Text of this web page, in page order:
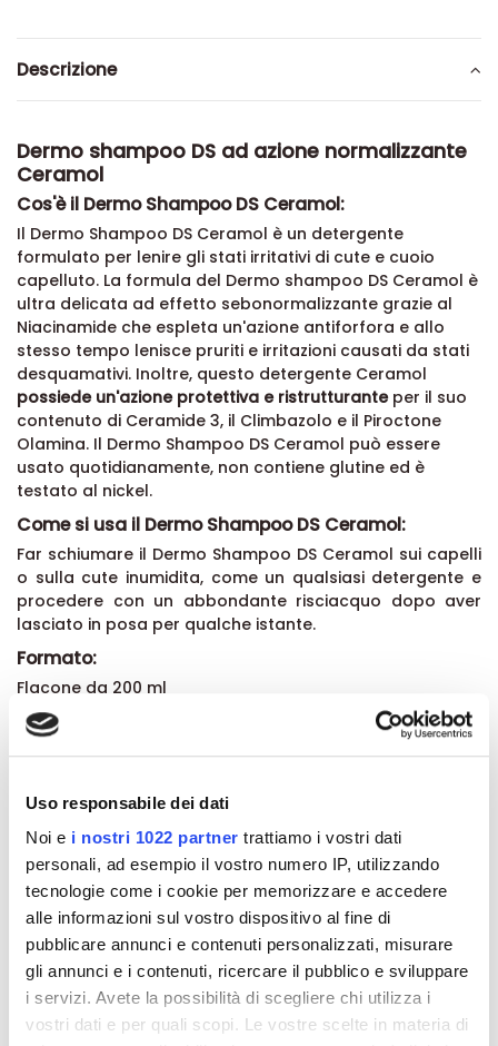
Uso responsabile dei dati
Noi e i nostri 1022 partner trattiamo i vostri dati
personali, ad esempio il vostro numero IP, utilizzando
tecnologie come i cookie per memorizzare e accedere
alle informazioni sul vostro dispositivo al fine di
pubblicare annunci e contenuti personalizzati, misurare
gli annunci e i contenuti, ricercare il pubblico e sviluppare
i servizi. Avete la possibilità di scegliere chi utilizza i
vostri dati e per quali scopi. Le vostre scelte in materia di
Descrizione
Dermo shampoo DS ad azione normalizzante
Ceramol
Cos'è il Dermo Shampoo DS Ceramol:
Il Dermo Shampoo DS Ceramol è un detergente
formulato per lenire gli stati irritativi di cute e cuoio
capelluto. La formula del Dermo shampoo DS Ceramol è
ultra delicata ad effetto sebonormalizzante grazie al
Niacinamide che espleta un'azione antiforfora e allo
stesso tempo lenisce pruriti e irritazioni causati da stati
desquamativi. Inoltre, questo detergente Ceramol
possiede un'azione protettiva e ristrutturanteper il suo
contenuto di Ceramide 3, il Climbazolo e il Piroctone
Olamina. Il Dermo Shampoo DS Ceramol può essere
usato quotidianamente, non contiene glutine ed è
testato al nickel.
Come si usa il Dermo Shampoo DS Ceramol:
Far schiumare il Dermo Shampoo DS Ceramol sui capelli
o sulla cute inumidita, come un qualsiasi detergente e
procedere con un abbondante risciacquo dopo aver
lasciato in posa per qualche istante.
Formato:
Flacone da 200 ml
Recensioni
Altri prodotti che potrebbero
interessarti